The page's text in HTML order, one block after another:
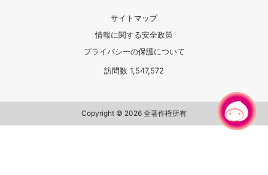
サイトマップ
情報に関する安全政策
プライバシーの保護について
訪問数 1,547,572
Copyright © 2026 全著作権所有
チャットでお問い合わせ